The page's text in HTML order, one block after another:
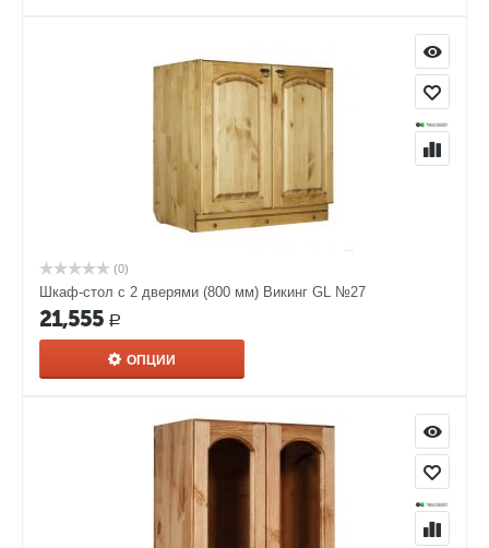
(0)
Шкаф-стол с 2 дверями (800 мм) Викинг GL №27
21,555 Р
ОПЦИИ